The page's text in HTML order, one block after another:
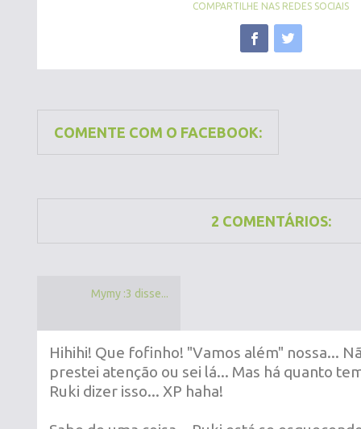
COMPARTILHE NAS REDES SOCIAIS
COMENTE COM O FACEBOOK:
2 COMENTÁRIOS:
Mymy :3 disse...
Hihihi! Que fofinho! "Vamos além" nossa...
prestei atenção ou sei lá... Mas há quanto
Ruki dizer isso... XP haha!